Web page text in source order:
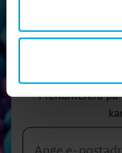
Prenumerera